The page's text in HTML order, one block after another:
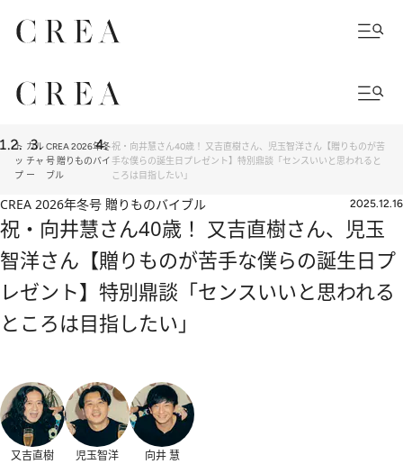
ト
ッ
プ
カル
チャ
ー
CREA 2026年冬
号 贈りものバイ
ブル
祝・向井慧さん40歳！ 又吉直樹さん、児玉智洋さん【贈りものが苦
手な僕らの誕生日プレゼント】特別鼎談「センスいいと思われると
ころは目指したい」
CREA 2026年冬号 贈りものバイブル 2025.12.16
祝・向井慧さん40歳！ 又吉直樹さん、児玉
智洋さん【贈りものが苦手な僕らの誕生日プ
レゼント】特別鼎談「センスいいと思われる
ところは目指したい」
又吉直樹 児玉智洋 向井 慧